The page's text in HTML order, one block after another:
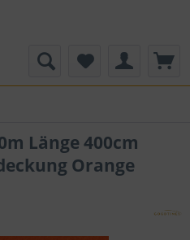
Länge 400cm
Orange